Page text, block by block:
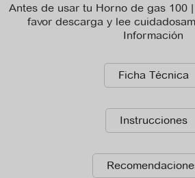
Antes de usar tu Horno de gas 100
favor descarga y lee
Información
Ficha Técnica
Instrucciones